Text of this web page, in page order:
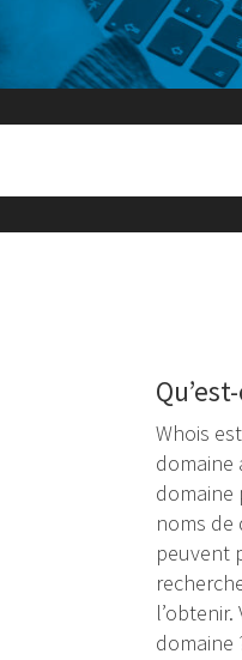
Whois
domaine
domaine
noms de
peuvent
domaine